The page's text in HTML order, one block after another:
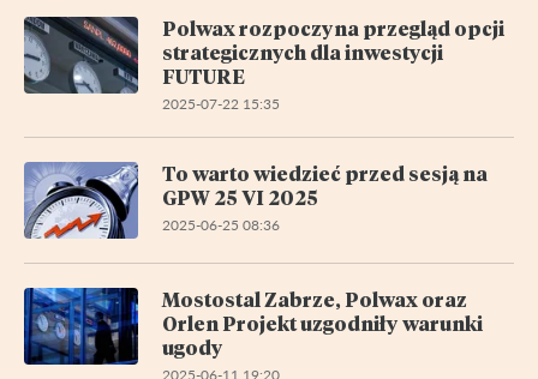
Polwax rozpoczyna przegląd opcji
strategicznych dla inwestycji
FUTURE
2025-07-22 15:35
To warto wiedzieć przed sesją na
GPW 25 VI 2025
2025-06-25 08:36
Mostostal Zabrze, Polwax oraz
Orlen Projekt uzgodniły warunki
ugody
2025-06-11 19:20